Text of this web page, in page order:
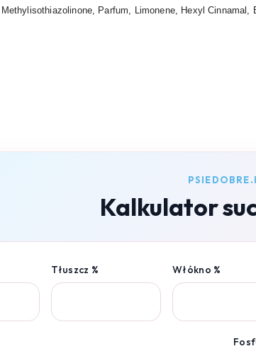
Parfum, Limonene, Hexyl
Kalkulator
Tłuszcz % Włókno %